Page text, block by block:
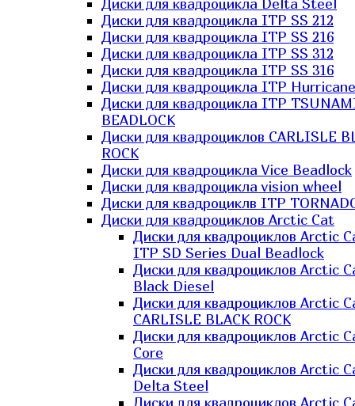
Диски для квадроцикла Delta Steel
Диски для квадроцикла ITP SS 212
Диски для квадроцикла ITP SS 216
Диски для квадроцикла ITP SS 312
Диски для квадроцикла ITP SS 316
Диски для квадроцикла ITP Hurricane
Диски для квадроцикла ITP
BEADLOCK
Диски для квадроциклов CARLISLE
ROCK
Диски для квадроцикла Vice Beadlock
Диски для квадроцикла vision wheel
Диски для квадроциклв ITP
Диски для квадроциклов Arctic Cat
Диски для квадроциклов Arctic
ITP SD Series Dual Beadlock
Диски для квадроциклов Arctic
Black Diesel
Диски для квадроциклов Arctic
CARLISLE BLACK ROCK
Диски для квадроциклов Arctic
Core
Диски для квадроциклов Arctic
Delta Steel
Диски для квадроциклов Arctic